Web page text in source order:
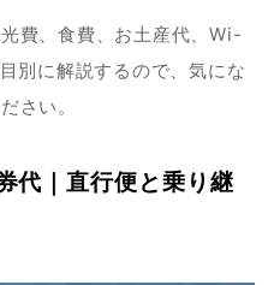
費、食費、お土産代、Wi-
別に解説するので、気にな
さい。
代｜直行便と乗り継